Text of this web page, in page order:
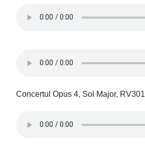
Concertul Opus 4, Sol Major, RV301